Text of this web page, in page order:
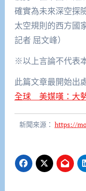
確實為未來深空探
太空規則的西方國
記者 屈文峰）
※以上言論不代表
此篇文章最開始出
全球 美媒嘆：大
新聞來源： https://